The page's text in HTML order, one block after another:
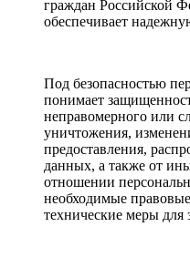
граждан Российской
обеспечивает
Под безопасностью
понимает
неправомерного или
уничтожения,
предоставления,
данных, а также от
отношении
необходимые
технические меры